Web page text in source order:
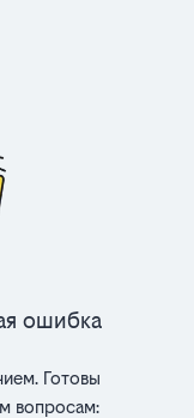
ошибка
Готовы
вопросам: